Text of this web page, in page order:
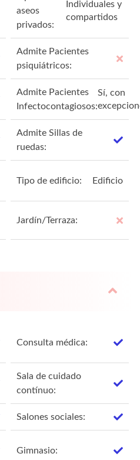
aseos
privados:
Individuales y
compartidos
Admite Pacientes
psiquiátricos:
Admite Pacientes
Infectocontagiosos:
Sí, con
Admite Sillas de
ruedas:
Tipo de edificio: Edificio
Jardín/Terraza:
Consulta médica:
Sala de cuidado
contínuo:
Salones sociales:
Gimnasio: